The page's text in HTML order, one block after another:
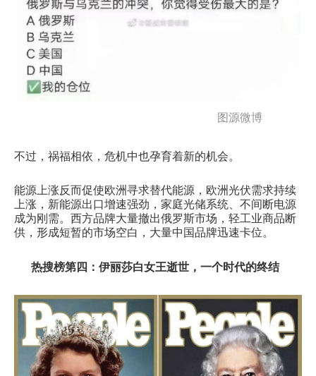
图源微博
不过，祸福相依，危机中也孕育着新的机会。
能源上涨反而促使欧洲寻求替代能源，欧洲光伏需求持续
上涨，新能源出口增速强劲，家庭光储系统、不间断电源
成为刚需。西方品牌大量撤出俄罗斯市场，轻工业商品断
供，形成短暂的市场空白，大量中国品牌迅速卡位。
热搜榜第四：伊丽莎白女王逝世，一个时代的终结